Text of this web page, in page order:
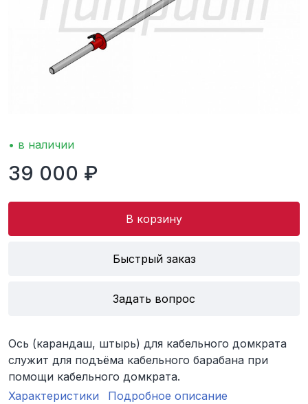
• в наличии
39 000 ₽
В корзину
Быстрый заказ
Задать вопрос
Ось (карандаш, штырь) для кабельного домкрата
служит для подъёма кабельного барабана при
помощи кабельного домкрата.
Характеристики
Подробное описание